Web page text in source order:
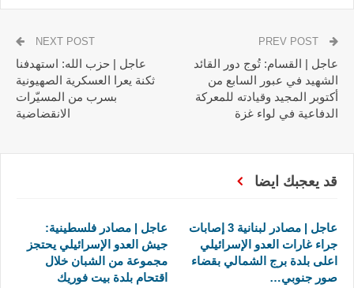
عاجل | القسام: تُوج دور القائد
الشهيد في عبور السابع من
أكتوبر المجيد وقيادته للمعركة
الدفاعية في لواء غزة
NEXT POST
عاجل | حزب الله: استهدفنا
ثكنة يعرا العسكرية الصهيونية
بسرب من المسيّرات
الانقضاضية
قد يعجبك ايضا
عاجل | مصادر لبنانية 3 إصابات
جراء غارات العدو الإسرائيلي
اعلى بلدة برج الشمالي بقضاء
صور جنوبي…
عاجل | مصادر فلسطينية:
جيش العدو الإسرائيلي يحتجز
مجموعة من الشبان خلال
اقتحام بلدة بيت فوريك